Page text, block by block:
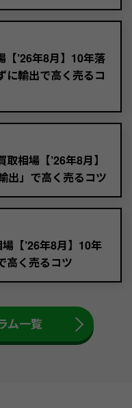
【’26年8月】10年落
に輸出で高く売るコ
相場【’26年8月】
出」で高く売るコツ
【’26年8月】10年
高く売るコツ
ム一覧